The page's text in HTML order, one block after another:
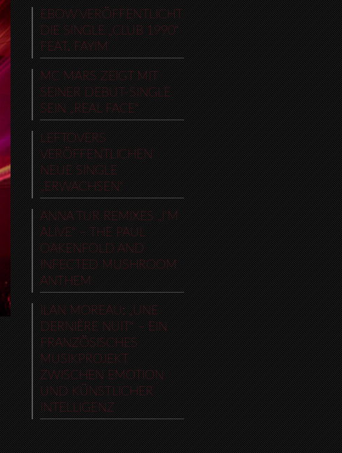
EBOW VERÖFFENTLICHT
DIE SINGLE „CLUB 1990“
FEAT. FAYIM
MC MARS ZEIGT MIT
SEINER DEBUT-SINGLE
SEIN „REAL FACE“
LEFTOVERS
VERÖFFENTLICHEN
NEUE SINGLE
„ERWACHSEN“
ANNA TUR REMIXES „I’M
ALIVE“ – THE PAUL
OAKENFOLD AND
INFECTED MUSHROOM
ANTHEM
ILAN MOREAU: „UNE
DERNIÈRE NUIT“ – EIN
FRANZÖSISCHES
MUSIKPROJEKT
ZWISCHEN EMOTION
UND KÜNSTLICHER
INTELLIGENZ